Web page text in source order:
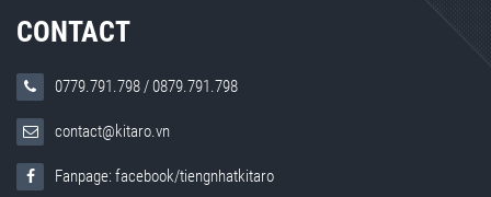
CONTACT
0779.791.798/0879.791.798
contact@kitaro.vn
Fanpage: facebook/tiengnhatkitaro